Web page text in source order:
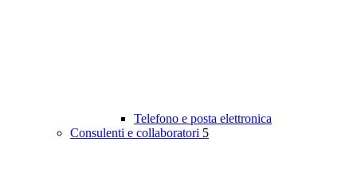
Telefono e posta elettronica
Consulenti e collaboratori 5